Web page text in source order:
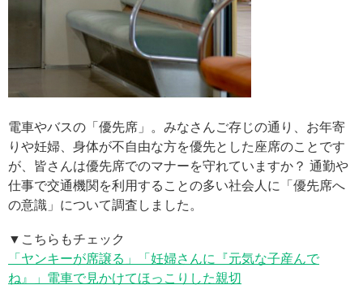
電車やバスの「優先席」。みなさんご存じの通り、お年寄
りや妊婦、身体が不自由な方を優先とした座席のことです
が、皆さんは優先席でのマナーを守れていますか？ 通勤や
仕事で交通機関を利用することの多い社会人に「優先席へ
の意識」について調査しました。
▼こちらもチェック
「ヤンキーが席譲る」「妊婦さんに『元気な子産んで
ね』」電車で見かけてほっこりした親切